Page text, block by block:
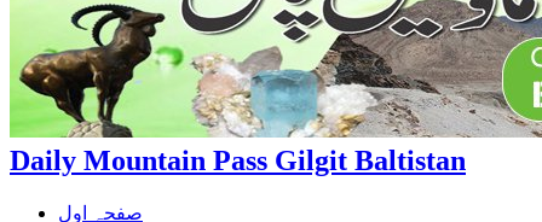
Daily Mountain Pass Gilgit Baltistan
صفحہ اول